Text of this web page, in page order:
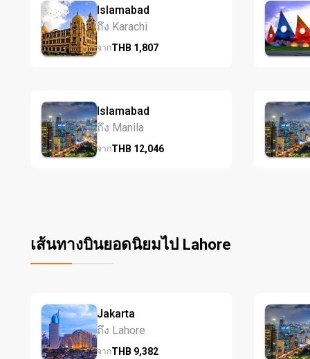
Islamabad
ถึง Karachi
จากTHB 1,807
Islamabad
ถึง Manila
จากTHB 12,046
เส้นทางบินยอดนิยมไป Lahore
Jakarta
ถึง Lahore
จากTHB 9,382